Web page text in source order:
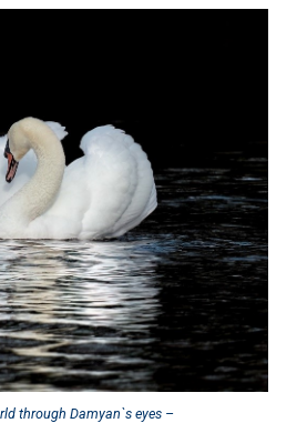
through Damyan`s eyes –